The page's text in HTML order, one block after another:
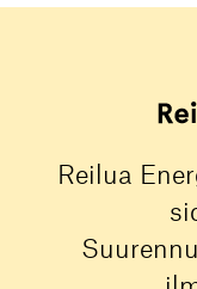
Reilua